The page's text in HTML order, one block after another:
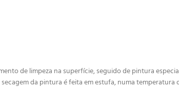
de limpeza na superfície, seguido de pintura
da pintura é feita em estufa, numa temperatura